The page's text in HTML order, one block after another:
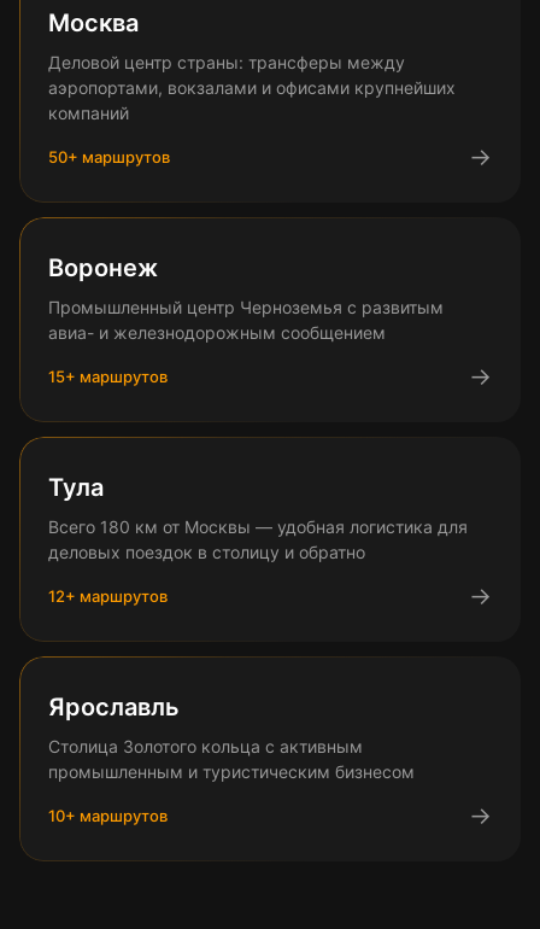
Москва
Деловой центр страны: трансферы между
аэропортами, вокзалами и офисами крупнейших
компаний
50+ маршрутов →
Воронеж
Промышленный центр Черноземья с развитым
авиа- и железнодорожным сообщением
15+ маршрутов →
Тула
Всего 180 км от Москвы — удобная логистика для
деловых поездок в столицу и обратно
12+ маршрутов →
Ярославль
Столица Золотого кольца с активным
промышленным и туристическим бизнесом
10+ маршрутов →